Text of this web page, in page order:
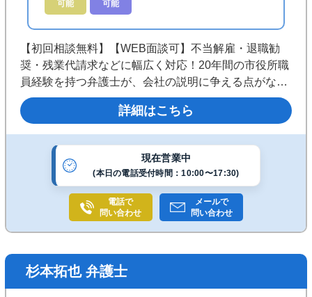
可能
可能
【初回相談無料】【WEB面談可】不当解雇・退職勧
奨・残業代請求などに幅広く対応！20年間の市役所職
員経験を持つ弁護士が、会社の説明に争える点がない
か見極めます。「証拠が足りないかも」と感じる段階
でも、今ある資料から進め方を一緒に考えます。《銀
座駅C6・C8出口１分》
詳細はこちら
現在営業中
(本日の電話受付時間：10:00〜17:30)
電話で
問い合わせ
メールで
問い合わせ
杉本拓也 弁護士